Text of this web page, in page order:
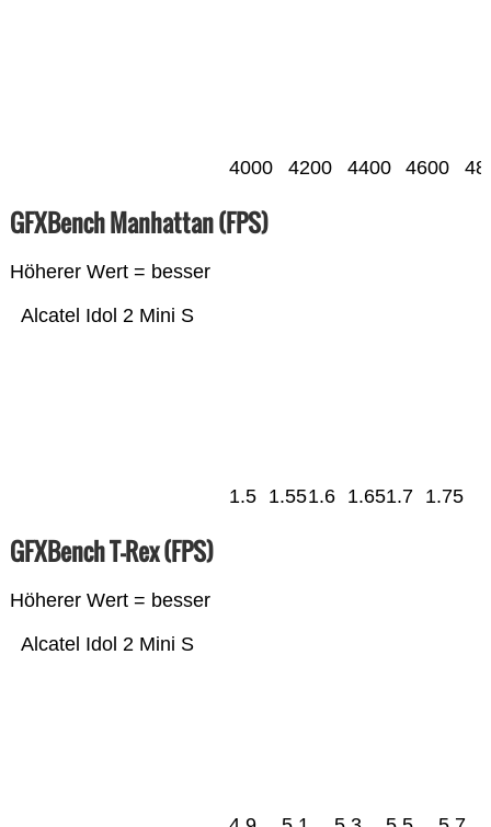
4000 4200 4400 4600
GFXBench Manhattan (FPS)
Höherer Wert = besser
Alcatel Idol 2 Mini S
1.5 1.551.6 1.651.7 1.75
GFXBench T-Rex (FPS)
Höherer Wert = besser
Alcatel Idol 2 Mini S